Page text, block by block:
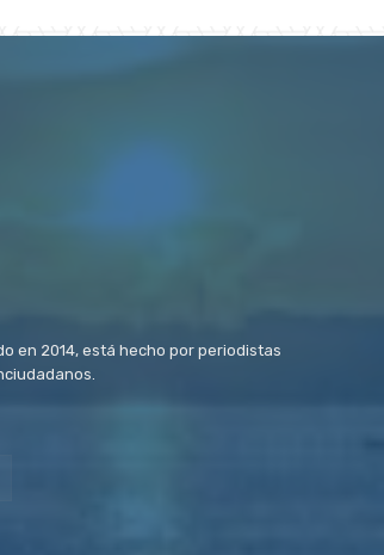
en 2014, está hecho por periodistas